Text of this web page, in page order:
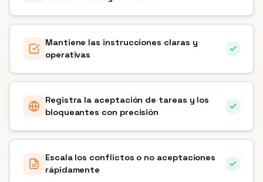
Mantiene las instrucciones claras y
operativas
Registra la aceptación de tareas y los
bloqueantes con precisión
Escala los conflictos o no aceptaciones
rápidamente